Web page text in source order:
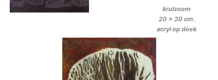
krulzoom
20 x 20 cm.
acryl op doek